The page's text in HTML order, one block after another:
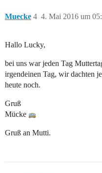
Muecke 4. Mai 2016 um
4
Hallo Lucky,
bei uns war jeden Tag
irgendeinen Tag, wir dachten
heute noch.
Gruß
Mücke
Gruß an Mutti.